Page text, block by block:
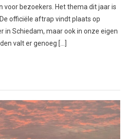
voor bezoekers. Het thema dit jaar is
officiële aftrap vindt plaats op
in Schiedam, maar ook in onze eigen
valt er genoeg […]